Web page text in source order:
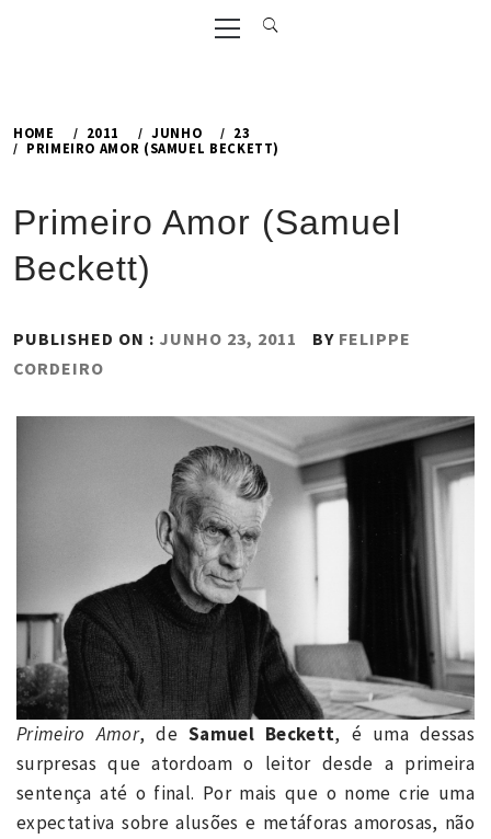
Primary
Menu
HOME 2011 JUNHO
23
PRIMEIRO AMOR (SAMUEL BECKETT)
Primeiro Amor (Samuel
Beckett)
PUBLISHED ON : JUNHO 23, 2011 BY FELIPPE
CORDEIRO
Primeiro Amor, de Samuel Beckett, é uma dessas
surpresas que atordoam o leitor desde a primeira
sentença até o final. Por mais que o nome crie uma
expectativa sobre alusões e metáforas amorosas, não